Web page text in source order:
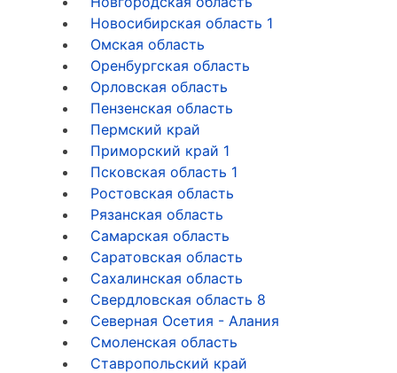
Новосибирская область 1
Омская область
Оренбургская область
Орловская область
Пензенская область
Пермский край
Приморский край 1
Псковская область 1
Ростовская область
Рязанская область
Самарская область
Саратовская область
Сахалинская область
Свердловская область 8
Северная Осетия - Алания
Смоленская область
Ставропольский край